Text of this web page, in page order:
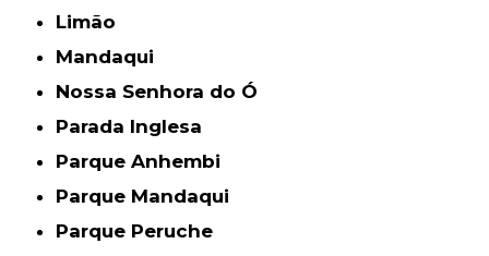
Limão
Mandaqui
Nossa Senhora do Ó
Parada Inglesa
Parque Anhembi
Parque Mandaqui
Parque Peruche